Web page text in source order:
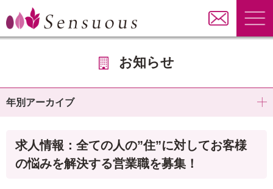
お知らせ
求人情報：全ての人の”住”に対してお客様
の悩みを解決する営業職を募集！
年別アーカイブ